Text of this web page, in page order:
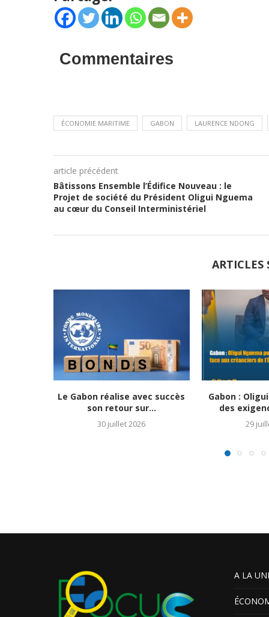
Commentaires
ÉCONOMIE MARITIME GABON LAURENCE NDONG
article précédent
Bâtissons Ensemble l’Édifice Nouveau : le
Projet de société du Président Oligui Nguema
au cœur du Conseil Interministériel
ARTICLES
Le Gabon réalise avec succès
son retour sur...
30 juillet 2026
Gabon :
des
29
A LA